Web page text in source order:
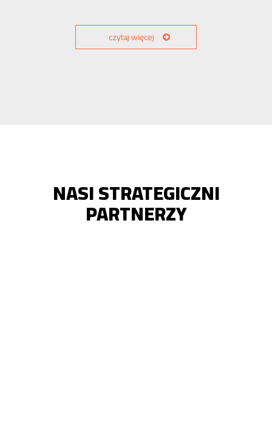
czytaj więcej
NASI STRATEGICZNI
PARTNERZY